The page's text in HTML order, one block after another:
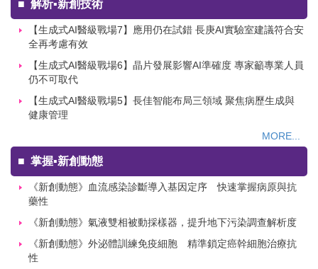
■ 解析▪新創技術
【生成式AI醫級戰場7】應用仍在試錯 長庚AI實驗室建議符合安
全再考慮有效
【生成式AI醫級戰場6】晶片發展影響AI準確度 專家籲專業人員
仍不可取代
【生成式AI醫級戰場5】長佳智能布局三領域 聚焦病歷生成與
健康管理
MORE...
■ 掌握▪新創動態
《新創動態》血流感染診斷導入基因定序 快速掌握病原與抗
藥性
《新創動態》氣液雙相被動採樣器，提升地下污染調查解析度
《新創動態》外泌體訓練免疫細胞 精準鎖定癌幹細胞治療抗
性